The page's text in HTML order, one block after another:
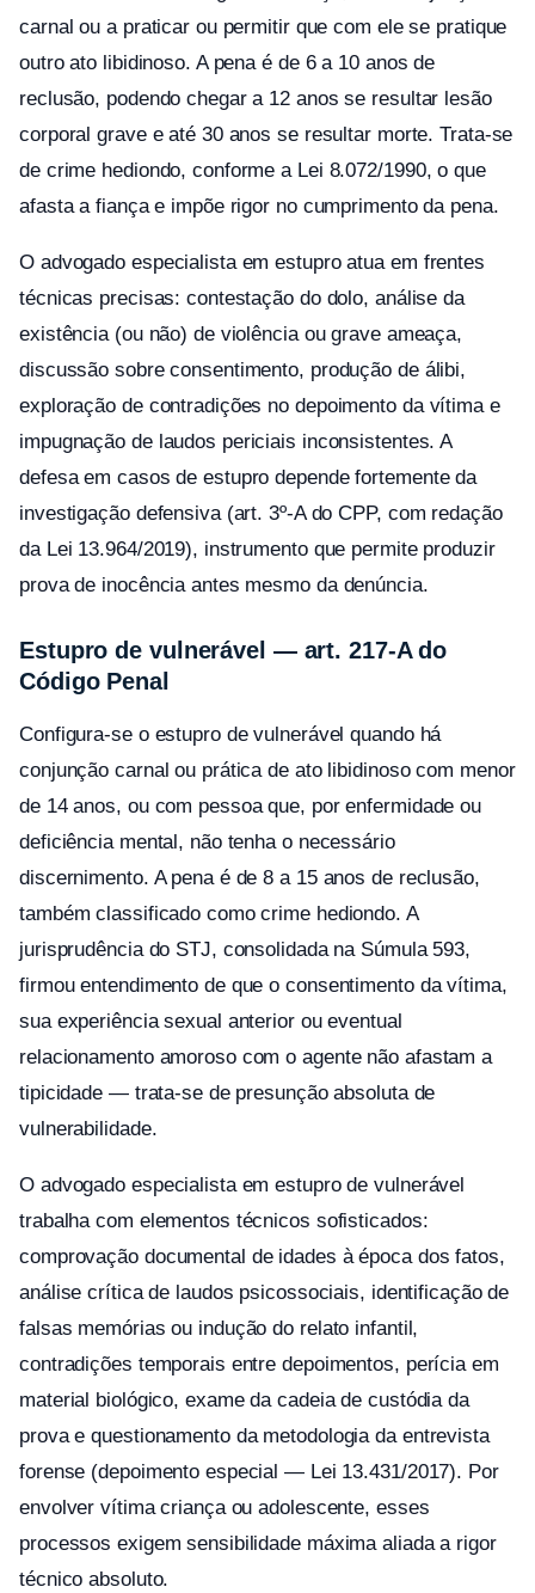
carnal ou a praticar ou permitir que com ele se pratique
outro ato libidinoso. A pena é de 6 a 10 anos de
reclusão, podendo chegar a 12 anos se resultar lesão
corporal grave e até 30 anos se resultar morte. Trata-se
de crime hediondo, conforme a Lei 8.072/1990, o que
afasta a fiança e impõe rigor no cumprimento da pena.
O advogado especialista em estupro atua em frentes
técnicas precisas: contestação do dolo, análise da
existência (ou não) de violência ou grave ameaça,
discussão sobre consentimento, produção de álibi,
exploração de contradições no depoimento da vítima e
impugnação de laudos periciais inconsistentes. A
defesa em casos de estupro depende fortemente da
investigação defensiva (art. 3º-A do CPP, com redação
da Lei 13.964/2019), instrumento que permite produzir
prova de inocência antes mesmo da denúncia.
Estupro de vulnerável — art. 217-A do
Código Penal
Configura-se o estupro de vulnerável quando há
conjunção carnal ou prática de ato libidinoso com menor
de 14 anos, ou com pessoa que, por enfermidade ou
deficiência mental, não tenha o necessário
discernimento. A pena é de 8 a 15 anos de reclusão,
também classificado como crime hediondo. A
jurisprudência do STJ, consolidada na Súmula 593,
firmou entendimento de que o consentimento da vítima,
sua experiência sexual anterior ou eventual
relacionamento amoroso com o agente não afastam a
tipicidade — trata-se de presunção absoluta de
vulnerabilidade.
O advogado especialista em estupro de vulnerável
trabalha com elementos técnicos sofisticados:
comprovação documental de idades à época dos fatos,
análise crítica de laudos psicossociais, identificação de
falsas memórias ou indução do relato infantil,
contradições temporais entre depoimentos, perícia em
material biológico, exame da cadeia de custódia da
prova e questionamento da metodologia da entrevista
forense (depoimento especial — Lei 13.431/2017). Por
envolver vítima criança ou adolescente, esses
processos exigem sensibilidade máxima aliada a rigor
técnico absoluto.